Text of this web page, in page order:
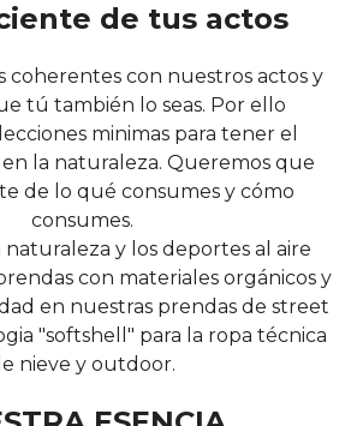
de tus actos
coherentes con nuestros actos y
tú también lo seas. Por ello
minimas para tener el
la naturaleza. Queremos que
de lo qué consumes y cómo
consumes.
naturaleza y los deportes al aire
con materiales orgánicos y
en nuestras prendas de street
"softshell" para la ropa técnica
nieve y outdoor.